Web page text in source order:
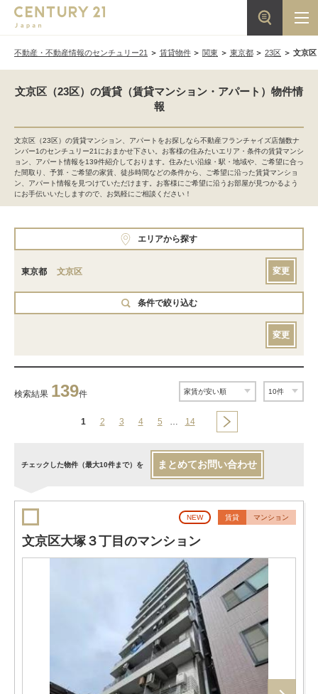
不動産・不動産情報のセンチュリー21 賃貸物件 関東 東京都 23区 文京
文京区（23区）の賃貸（賃貸マンション・アパート）物件情
報
文京区（23区）の賃貸マンション、アパートをお探しなら不動産フランチャイズ店舗数ナ
ンバー1のセンチュリー21におまかせ下さい。お客様の住みたいエリア・条件の賃貸マンシ
ョン、アパート情報を139件紹介しております。住みたい沿線・駅・地域や、ご希望に合っ
た間取り、予算・ご希望の家賃、徒歩時間などの条件から、ご希望に沿った賃貸マンショ
ン、アパート情報を見つけていただけます。お客様にご希望に沿うお部屋が見つかるよう
にお手伝いいたしますので、お気軽にご相談ください！
エリアから探す
東京都 文京区 変更
条件で絞り込む
変更
検索結果 139件
1 2 3 4 5 … 14
チェックした物件（最大10件まで）を まとめてお問い合わせ
NEW 賃貸 マンション
文京区大塚３丁目のマンション